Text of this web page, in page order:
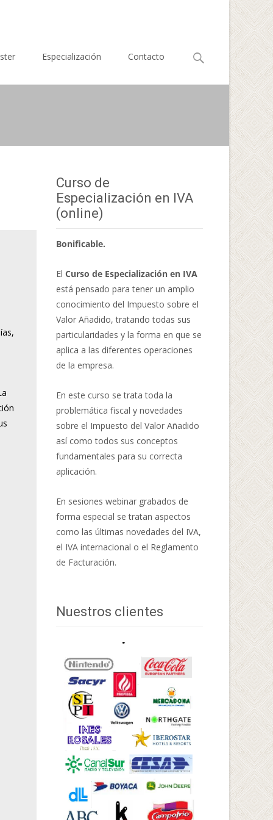
Especialización Contacto
Buscar
Curso de
Especialización en IVA
(online)
Bonificable.
El Curso de Especialización en IVA
está pensado para tener un amplio
conocimiento del Impuesto sobre el
Valor Añadido, tratando todas sus
particularidades y la forma en que se
aplica a las diferentes operaciones
de la empresa.
En este curso se trata toda la
problemática fiscal y novedades
sobre el Impuesto del Valor Añadido
así como todos sus conceptos
fundamentales para su correcta
aplicación.
En sesiones webinar grabados de
forma especial se tratan aspectos
como las últimas novedades del IVA,
el IVA internacional o el Reglamento
de Facturación.
Nuestros clientes